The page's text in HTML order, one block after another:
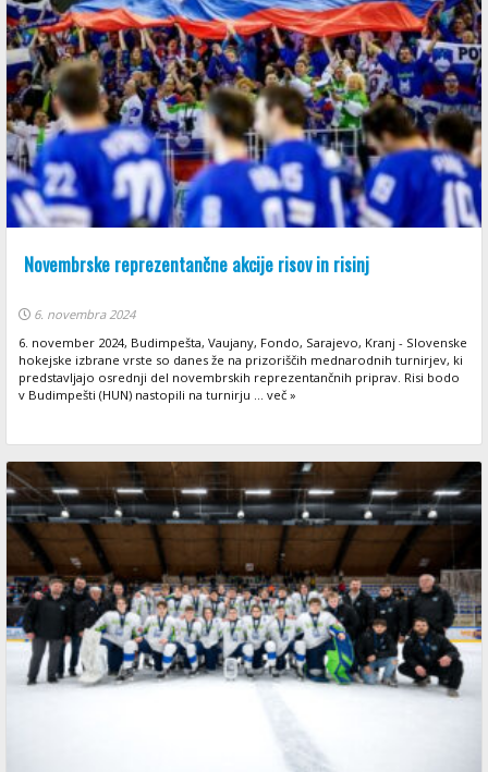
Novembrske reprezentančne akcije risov in risinj
6. novembra 2024
6. november 2024, Budimpešta, Vaujany, Fondo, Sarajevo, Kranj - Slovenske
hokejske izbrane vrste so danes že na prizoriščih mednarodnih turnirjev, ki
predstavljajo osrednji del novembrskih reprezentančnih priprav. Risi bodo
v Budimpešti (HUN) nastopili na turnirju ... več »